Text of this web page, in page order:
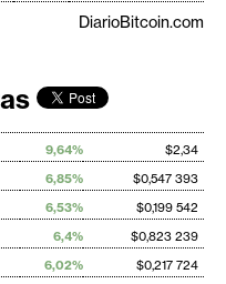
DiarioBitcoin.com
9,64%
$2,34
6,85%
$0,547 393
6,53%
$0,199 542
6,4%
$0,823 239
6,02%
$0,217 724